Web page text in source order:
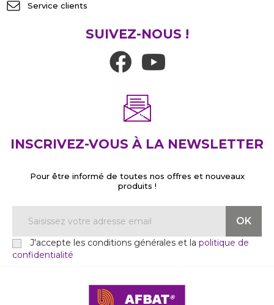
Service clients
SUIVEZ-NOUS !
INSCRIVEZ-VOUS À LA NEWSLETTER
Pour être informé de toutes nos offres et nouveaux
produits !
J'accepte les conditions générales et la politique de
confidentialité